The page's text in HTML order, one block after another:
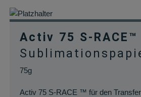
Activ 75 S-RACE™
75g
Activ 75 S-RACE ™ für den